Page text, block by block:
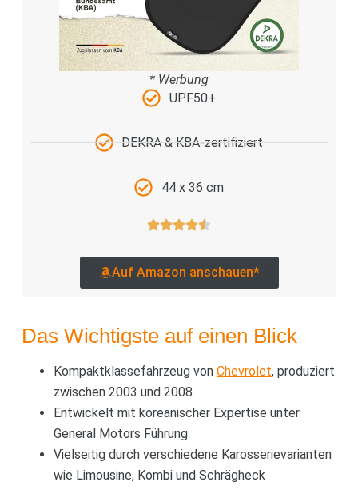
* Werbung
UPF50+
DEKRA & KBA-zertifiziert
44 x 36 cm
Auf Amazon anschauen*
Das Wichtigste auf einen Blick
Kompaktklassefahrzeug von Chevrolet, produziert
zwischen 2003 und 2008
Entwickelt mit koreanischer Expertise unter
General Motors Führung
Vielseitig durch verschiedene Karosserievarianten
wie Limousine, Kombi und Schrägheck